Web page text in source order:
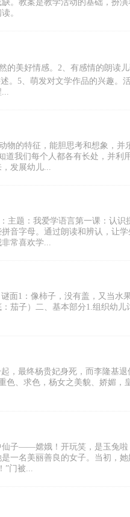
。教案是教学活动的基础，扮
。
美好情感。2、有感情的朗读
。5、萌发对文学作品的兴趣。
...
的特征，能胆思考和想象，
我们每个人都各有长处，并利
发展幼儿...
主题：我爱学语言第一课：认
音字母。通过朗读和辨认，让
常喜欢学...
1：像柿子，没有盖，又当水
茄子）二、基本部分1.组织幼
，最终杨贵妃身死，而李隆基
色、求色，杨女之美貌、娇媚
子——嫦娥！开玩笑，是玉兔
一名美丽善良的女子。当初，
”门被...